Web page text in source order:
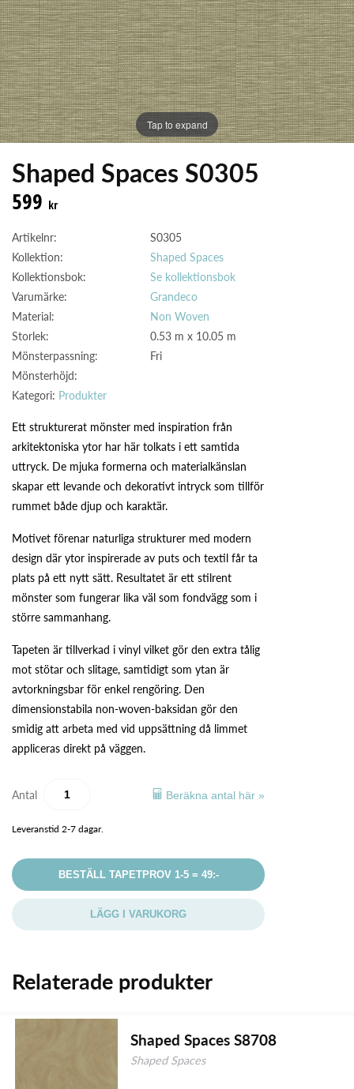
Tap to expand
Shaped Spaces S0305
599 kr
Artikelnr:
S0305
Kollektion:
Shaped Spaces
Kollektionsbok:
Se kollektionsbok
Varumärke:
Grandeco
Material:
Non Woven
Storlek:
0.53 m x 10.05 m
Mönsterpassning:
Fri
Mönsterhöjd:
Kategori: Produkter
Ett strukturerat mönster med inspiration från
arkitektoniska ytor har här tolkats i ett samtida
uttryck. De mjuka formerna och materialkänslan
skapar ett levande och dekorativt intryck som tillför
rummet både djup och karaktär.
Motivet förenar naturliga strukturer med modern
design där ytor inspirerade av puts och textil får ta
plats på ett nytt sätt. Resultatet är ett stilrent
mönster som fungerar lika väl som fondvägg som i
större sammanhang.
Tapeten är tillverkad i vinyl vilket gör den extra tålig
mot stötar och slitage, samtidigt som ytan är
avtorkningsbar för enkel rengöring. Den
dimensionstabila non-woven-baksidan gör den
smidig att arbeta med vid uppsättning då limmet
appliceras direkt på väggen.
Antal Beräkna antal här »
Leveranstid 2-7 dagar.
BESTÄLL TAPETPROV 1-5 = 49:-
LÄGG I VARUKORG
Relaterade produkter
Shaped Spaces S8708
Shaped Spaces